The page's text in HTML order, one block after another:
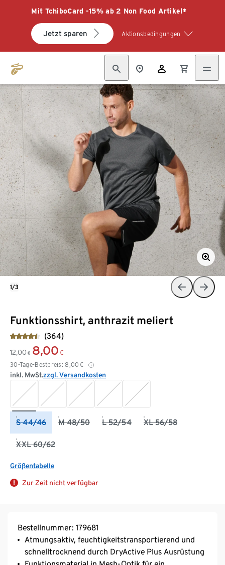
Mit TchiboCard -15% ab 2 Non Food Artikel*
Jetzt sparen Aktionsbedingungen
Funktionsshirt, anthrazit meliert
(364)
12,00 € 8,00 €
30-Tage-Bestpreis: 8,00 €
inkl. MwSt.zzgl. Versandkosten
S 44/46 M 48/50 L 52/54 XL 56/58
XXL 60/62
Größentabelle
Zur Zeit nicht verfügbar
1/3
Bestellnummer: 179681
Atmungsaktiv, feuchtigkeitstransportierend und
schnelltrocknend durch DryActive Plus Ausrüstung